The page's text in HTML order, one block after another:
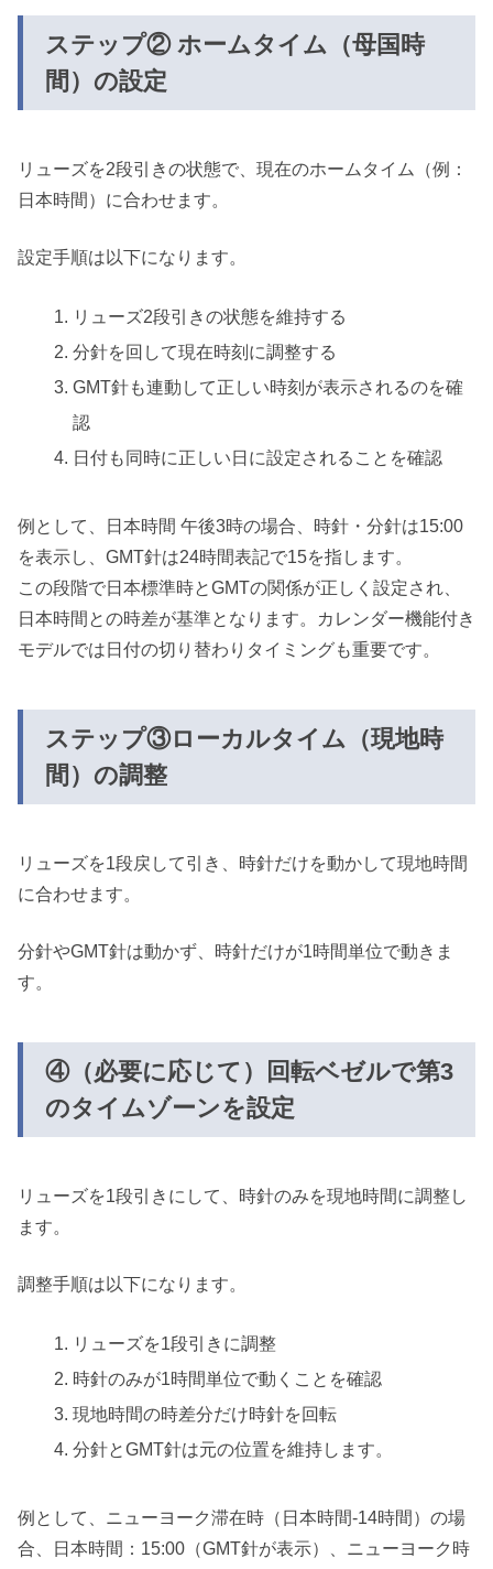
ステップ② ホームタイム（母国時
間）の設定
リューズを2段引きの状態で、現在のホームタイム（例：
日本時間）に合わせます。
設定手順は以下になります。
リューズ2段引きの状態を維持する
分針を回して現在時刻に調整する
GMT針も連動して正しい時刻が表示されるのを確
認
日付も同時に正しい日に設定されることを確認
例として、日本時間 午後3時の場合、時針・分針は15:00
を表示し、GMT針は24時間表記で15を指します。
この段階で日本標準時とGMTの関係が正しく設定され、
日本時間との時差が基準となります。カレンダー機能付き
モデルでは日付の切り替わりタイミングも重要です。
ステップ③ローカルタイム（現地時
間）の調整
リューズを1段戻して引き、時針だけを動かして現地時間
に合わせます。
分針やGMT針は動かず、時針だけが1時間単位で動きま
す。
④（必要に応じて）回転ベゼルで第3
のタイムゾーンを設定
リューズを1段引きにして、時針のみを現地時間に調整し
ます。
調整手順は以下になります。
リューズを1段引きに調整
時針のみが1時間単位で動くことを確認
現地時間の時差分だけ時針を回転
分針とGMT針は元の位置を維持します。
例として、ニューヨーク滞在時（日本時間-14時間）の場
合、日本時間：15:00（GMT針が表示）、ニューヨーク時